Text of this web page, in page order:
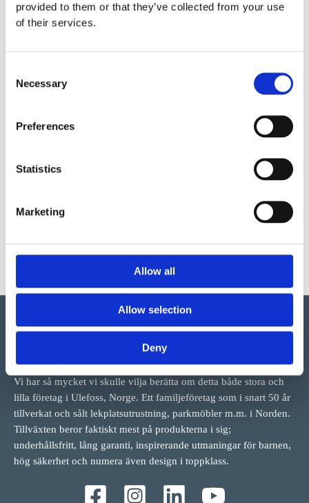
provided to them or that they’ve collected from your use
of their services.
Selection
Necessary
Preferences
Statistics
Marketing
Allow all
Allow selection
Deny
Fundament
Produktens utseende kan avvika mot de bilder som visas på
hemsidan.
Vi har så mycket vi skulle vilja berätta om detta både stora och
lilla företag i Ulefoss, Norge. Ett familjeföretag som i snart 50 år
tillverkat och sålt lekplatsutrustning, parkmöbler m.m. i Norden.
Tillväxten beror faktiskt mest på produkterna i sig;
underhållsfritt, lång garanti, inspirerande utmaningar för barnen,
hög säkerhet och numera även design i toppklass.